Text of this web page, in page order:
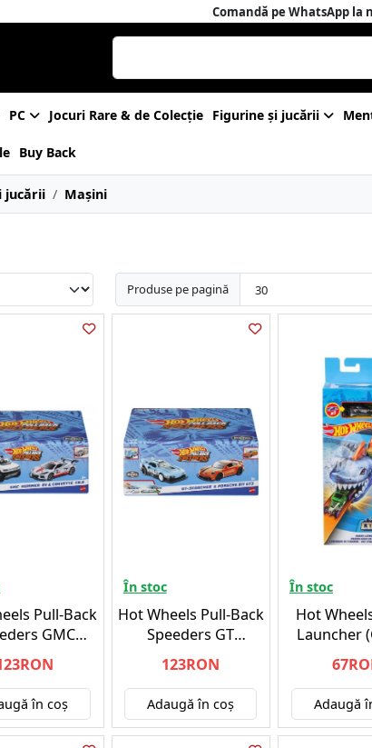
Comandă pe WhatsApp la
PC Jocuri Rare & de Colecție Figurine și jucării
Buy Back
jucării Mașini
Produse pe pagină
Pull-Back
GMC
EV Corvette
(HPR94)
în coş
În stoc
Hot Wheels Pull-Back
Speeders GT
Scorcher Porsche 911
GT3 (HPR96)
123RON
Adaugă în coş
În stoc
Hot
Launcher
Adaugă